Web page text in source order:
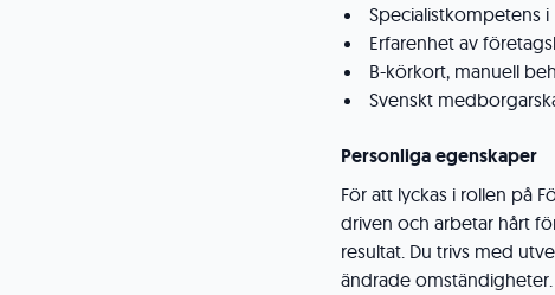
Specialistkompetens i
Erfarenhet av
B-körkort, manuell
Svenskt
Personliga egenskaper
För att lyckas i rollen på
driven och arbetar hårt
resultat. Du trivs med
ändrade